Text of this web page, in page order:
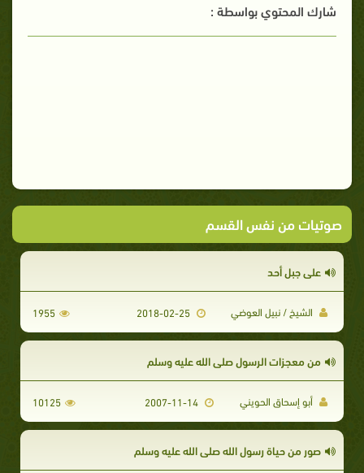
شارك المحتوي بواسطة :
صوتيات من نفس القسم
على جبل أحد
الشيخ / نبيل العوضي 1955
من معجزات الرسول صلى الله عليه وسلم
أبو إسحاق الحويني 10125
صور من حياة رسول الله صلى الله عليه وسلم